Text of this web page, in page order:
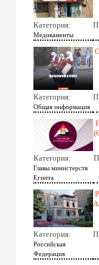
Категория:
Медикаменты
Категория:
Общая информация
Категория:
Главы министерств
Египта
Категория:
Российская
Федерация